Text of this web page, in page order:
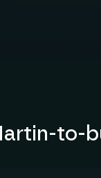
to-